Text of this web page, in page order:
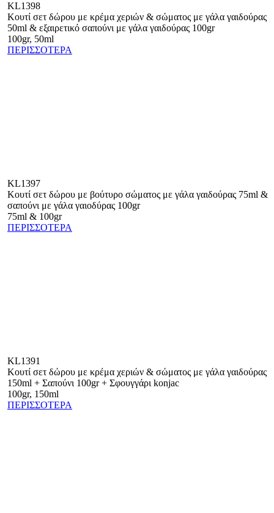
KL1398
Κουτί σετ δώρου με κρέμα χεριών & σώματος με γάλα γαιδούρας
50ml & εξαιρετικό σαπούνι με γάλα γαιδούρας 100gr
100gr, 50ml
ΠΕΡΙΣΣΟΤΕΡΑ
KL1397
Κουτί σετ δώρου με βούτυρο σώματος με γάλα γαιδούρας 75ml &
σαπούνι με γάλα γαιοδύρας 100gr
75ml & 100gr
ΠΕΡΙΣΣΟΤΕΡΑ
KL1391
Κουτί σετ δώρου με κρέμα χεριών & σώματος με γάλα γαιδούρας
150ml + Σαπούνι 100gr + Σφουγγάρι konjac
100gr, 150ml
ΠΕΡΙΣΣΟΤΕΡΑ